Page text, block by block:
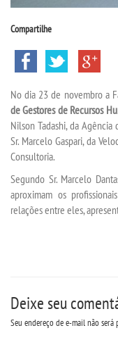
LICENCIATURAS
INSCREVA-SE
TRANSFERÊNCIA
SEGUNDA GRADUAÇÃO
EDITAL - ADENDO 1
Compartilhe
No dia 23 de novembro a
de Gestores de Recursos
Nilson Tadashi, da
Sr. Marcelo Gaspari, da
Consultoria.
Segundo Sr. Marcelo
aproximam os
relações entre eles,
Deixe seu
Seu endereço de e-mail não será